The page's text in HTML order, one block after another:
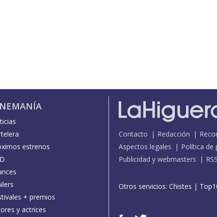
estrenos
+ premios
y actrices
Contacto Redacción
Aspectos legales
Política de
Publicidad y webmasters
Otros servicios: Chistes |